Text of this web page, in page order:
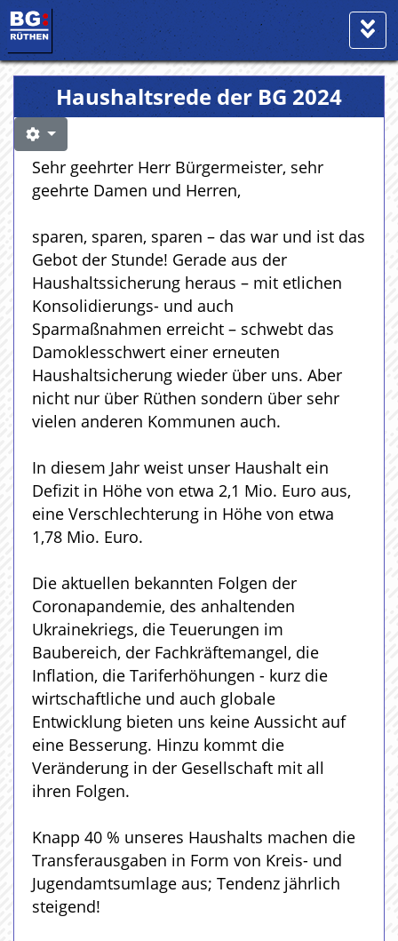
Haushaltsrede der BG 2024
Sehr geehrter Herr Bürgermeister, sehr
geehrte Damen und Herren,
sparen, sparen, sparen – das war und ist das
Gebot der Stunde! Gerade aus der
Haushaltssicherung heraus – mit etlichen
Konsolidierungs- und auch
Sparmaßnahmen erreicht – schwebt das
Damoklesschwert einer erneuten
Haushaltsicherung wieder über uns. Aber
nicht nur über Rüthen sondern über sehr
vielen anderen Kommunen auch.
In diesem Jahr weist unser Haushalt ein
Defizit in Höhe von etwa 2,1 Mio. Euro aus,
eine Verschlechterung in Höhe von etwa
1,78 Mio. Euro.
Die aktuellen bekannten Folgen der
Coronapandemie, des anhaltenden
Ukrainekriegs, die Teuerungen im
Baubereich, der Fachkräftemangel, die
Inflation, die Tariferhöhungen - kurz die
wirtschaftliche und auch globale
Entwicklung bieten uns keine Aussicht auf
eine Besserung. Hinzu kommt die
Veränderung in der Gesellschaft mit all
ihren Folgen.
Knapp 40 % unseres Haushalts machen die
Transferausgaben in Form von Kreis- und
Jugendamtsumlage aus; Tendenz jährlich
steigend!